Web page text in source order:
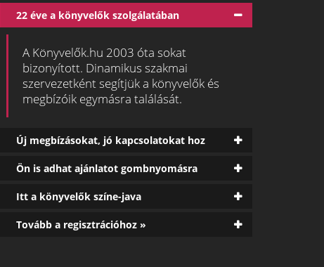
22 éve a könyvelők szolgálatában
A Könyvelők.hu 2003 óta sokat
bizonyított. Dinamikus szakmai
szervezetként segítjük a könyvelők és
megbízóik egymásra találását.
Új megbízásokat, jó kapcsolatokat hoz
Ön is adhat ajánlatot gombnyomásra
Itt a könyvelők színe-java
Tovább a regisztrációhoz »